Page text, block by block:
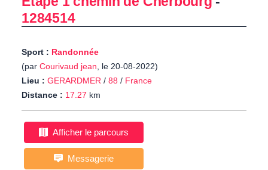
1284514
Sport : Randonnée
(par Courivaud jean, le 20-08-2022)
Lieu : GERARDMER / 88 / France
Distance : 17.27 km
Afficher le parcours
Messagerie